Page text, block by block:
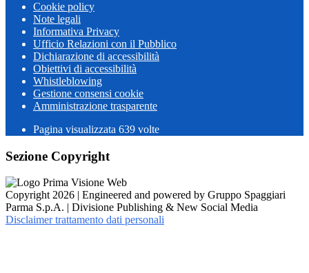
Cookie policy
Note legali
Informativa Privacy
Ufficio Relazioni con il Pubblico
Dichiarazione di accessibilità
Obiettivi di accessibilità
Whistleblowing
Gestione consensi cookie
Amministrazione trasparente
Pagina visualizzata 639 volte
Sezione Copyright
Copyright 2026 | Engineered and powered by Gruppo Spaggiari
Parma S.p.A. | Divisione Publishing & New Social Media
Disclaimer trattamento dati personali